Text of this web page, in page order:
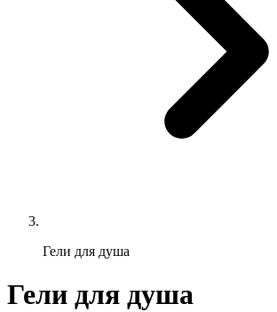
Гели для душа
Гели для душа